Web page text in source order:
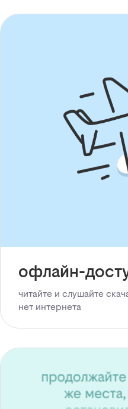
офлайн-
читайте и слушайте
нет интернета